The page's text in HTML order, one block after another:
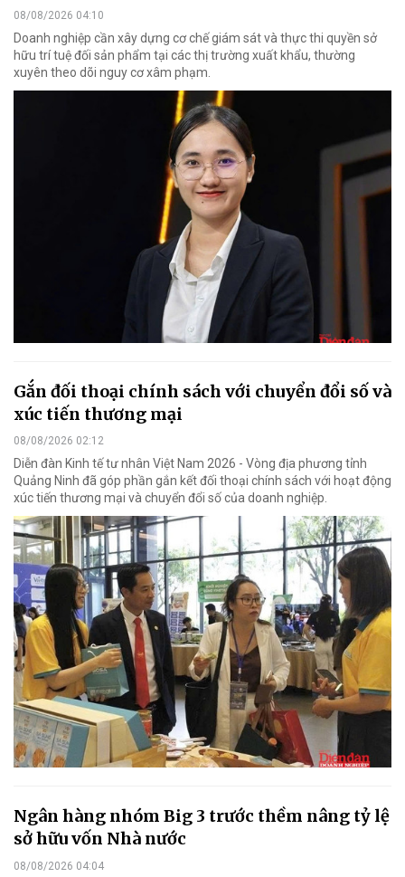
08/08/2026 04:10
Doanh nghiệp cần xây dựng cơ chế giám sát và thực thi quyền sở
hữu trí tuệ đối sản phẩm tại các thị trường xuất khẩu, thường
xuyên theo dõi nguy cơ xâm phạm.
Gắn đối thoại chính sách với chuyển đổi số và
xúc tiến thương mại
08/08/2026 02:12
Diễn đàn Kinh tế tư nhân Việt Nam 2026 - Vòng địa phương tỉnh
Quảng Ninh đã góp phần gắn kết đối thoại chính sách với hoạt động
xúc tiến thương mại và chuyển đổi số của doanh nghiệp.
Ngân hàng nhóm Big 3 trước thềm nâng tỷ lệ
sở hữu vốn Nhà nước
08/08/2026 04:04